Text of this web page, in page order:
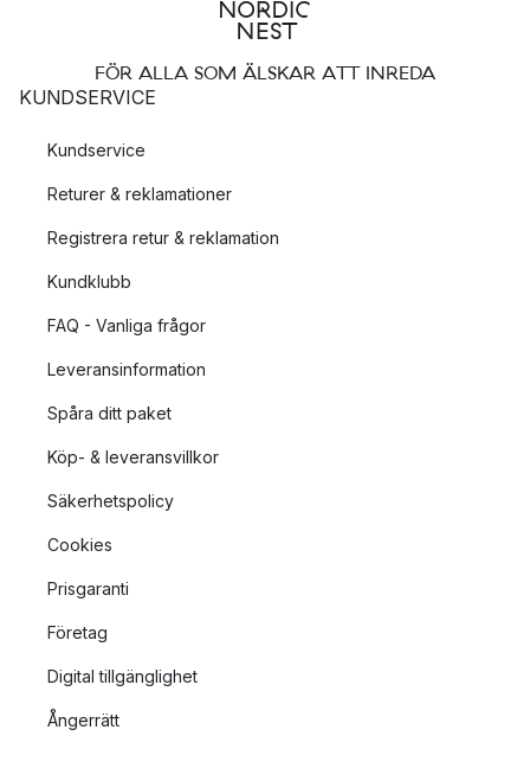
FÖR ALLA SOM ÄLSKAR ATT INREDA
KUNDSERVICE
Kundservice
Returer & reklamationer
Registrera retur & reklamation
Kundklubb
FAQ - Vanliga frågor
Leveransinformation
Spåra ditt paket
Köp- & leveransvillkor
Säkerhetspolicy
Cookies
Prisgaranti
Företag
Digital tillgänglighet
Ångerrätt